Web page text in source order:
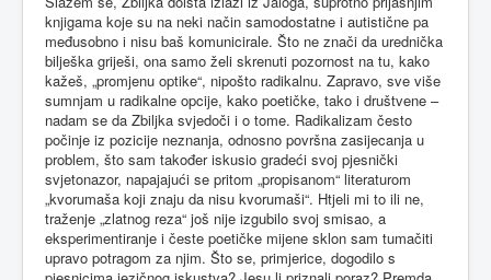
knjigama koje su na neki način samodostatne i autistične pa
međusobno i nisu baš komunicirale. Što ne znači da urednička
bilješka griješi, ona samo želi skrenuti pozornost na tu, kako
kažeš, „promjenu optike“, nipošto radikalnu. Zapravo, sve više
sumnjam u radikalne opcije, kako poetičke, tako i društvene –
nadam se da Zbiljka svjedoči i o tome. Radikalizam često
počinje iz pozicije neznanja, odnosno površna zasijecanja u
problem, što sam također iskusio gradeći svoj pjesnički
svjetonazor, napajajući se pritom „propisanom“ literaturom
„kvorumaša koji znaju da nisu kvorumaši“. Htjeli mi to ili ne,
traženje „zlatnog reza“ još nije izgubilo svoj smisao, a
eksperimentiranje i česte poetičke mijene sklon sam tumačiti
upravo potragom za njim. Što se, primjerice, dogodilo s